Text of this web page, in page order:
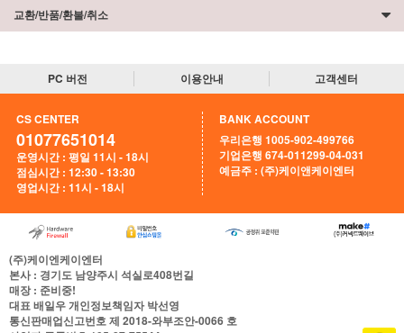
교환/반품/환불/취소
PC 버전 이용안내 고객센터
CS CENTER
01077651014
운영시간 : 평일 11시 - 18시
점심시간 : 12:30 - 13:30
영업시간 : 11시 - 18시
BANK ACCOUNT
우리은행 1005-902-499766
기업은행 674-011299-04-031
예금주 : (주)케이앤케이엔터
(주)케이엔케이엔터
본사: 경기도 남양주시 석실로408번길
매장: 준비중!
대표배일우개인정보책임자박선영
통신판매업신고번호제 2018-와부조안-0066 호